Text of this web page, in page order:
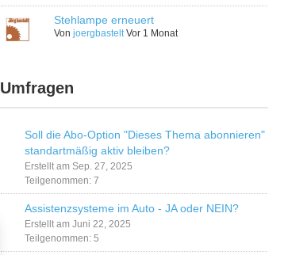
Stehlampe erneuert
Vonjoergbastelt Vor 1 Monat
Umfragen
Soll die Abo-Option "Dieses Thema abonnieren"
standartmäßig aktiv bleiben?
Erstellt am Sep. 27, 2025
Teilgenommen: 7
Assistenzsysteme im Auto - JA oder NEIN?
Erstellt am Juni 22, 2025
Teilgenommen: 5